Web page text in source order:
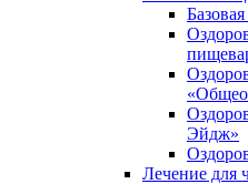
Эйдж»
Лечение для